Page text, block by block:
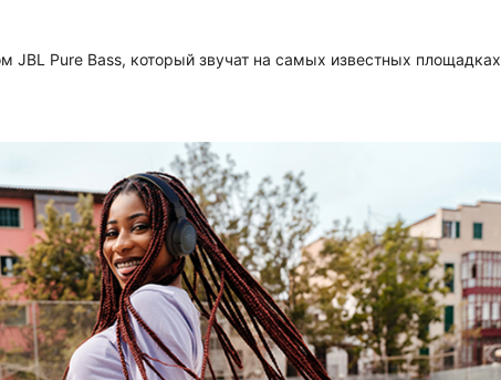
Pure Bass, который звучат на самых известных площадках